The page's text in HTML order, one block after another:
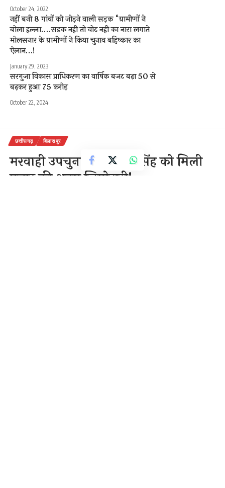
October 24, 2022
नहीं बनी 8 गांवों को जोड़ने वाली सड़क “ग्रामीणों ने
बोला हल्ला….सड़क नही तो वोट नही का नारा लगाते
मोलसनार के ग्रामीणों ने किया चुनाव बहिष्कार का
ऐलान…!
January 29, 2023
सरगुजा विकास प्राधिकरण का वार्षिक बजट बढ़ा 50 से
बढ़कर हुआ 75 करोड़
October 22, 2024
छत्तीसगढ़ बिलासपुर
मरवाही उपचुनाव में रविन्द्र सिंह को मिली
प्रचार की अहम जिम्मेदारी!